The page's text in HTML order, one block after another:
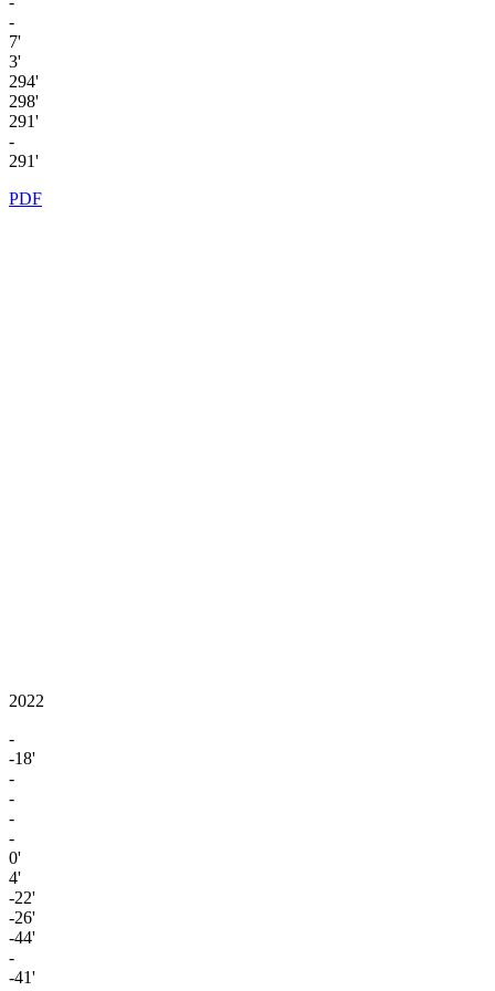
-
7'
3'
294'
298'
291'
-
291'
PDF
2022
-
-18'
-
-
-
-
0'
4'
-22'
-26'
-44'
-
-41'